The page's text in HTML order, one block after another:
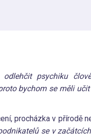
psychiku
bychom se měli
procházka v přírodě
se v